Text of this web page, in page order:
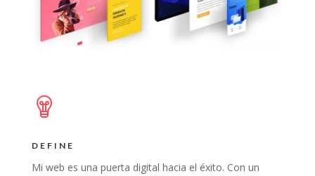
DEFINE
Mi web es una puerta digital hacia el éxito. Con un